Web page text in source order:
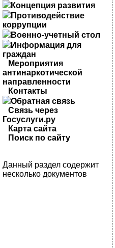
Концепция развития
Противодействие
коррупции
Военно-учетный стол
Информация для
граждан
Мероприятия
антинаркотической
направленности
Контакты
Обратная связь
Связь через
Госуслуги.ру
Карта сайта
Поиск по сайту
Данный раздел содержит
несколько документов